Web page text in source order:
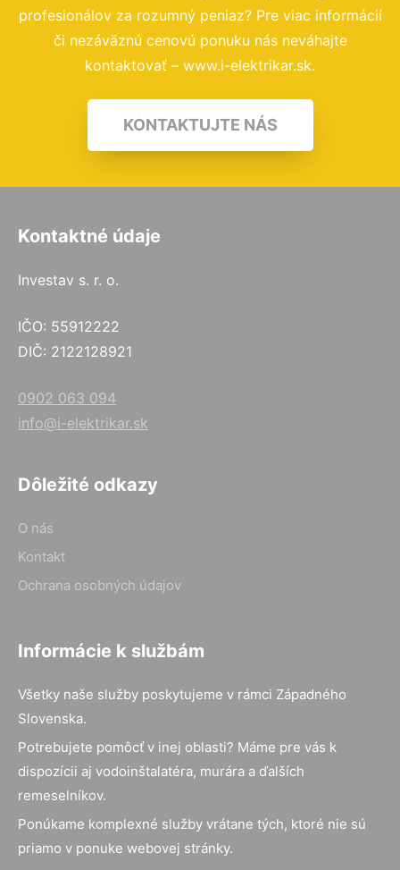
profesionálov za rozumný peniaz? Pre viac informácií
či nezáväznú cenovú ponuku nás neváhajte
kontaktovať – www.i-elektrikar.sk.
KONTAKTUJTE NÁS
Kontaktné údaje
Investav s. r. o.
IČO: 55912222
DIČ: 2122128921
0902 063 094
info@i-elektrikar.sk
Dôležité odkazy
O nás
Kontakt
Ochrana osobných údajov
Informácie k službám
Všetky naše služby poskytujeme v rámci Západného
Slovenska.
Potrebujete pomôcť v inej oblasti? Máme pre vás k
dispozícii aj vodoinštalatéra, murára a ďalších
remeselníkov.
Ponúkame komplexné služby vrátane tých, ktoré nie sú
priamo v ponuke webovej stránky.